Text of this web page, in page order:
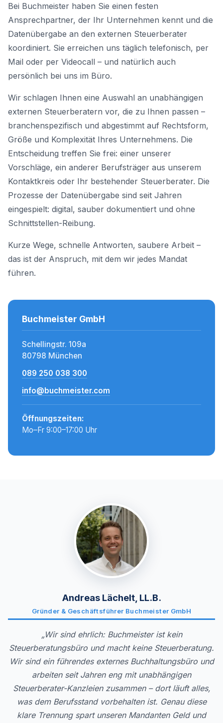
Bei Buchmeister haben Sie einen festen
Ansprechpartner, der Ihr Unternehmen kennt und die
Datenübergabe an den externen Steuerberater
koordiniert. Sie erreichen uns täglich telefonisch, per
Mail oder per Videocall – und natürlich auch
persönlich bei uns im Büro.
Wir schlagen Ihnen eine Auswahl an unabhängigen
externen Steuerberatern vor, die zu Ihnen passen –
branchenspezifisch und abgestimmt auf Rechtsform,
Größe und Komplexität Ihres Unternehmens. Die
Entscheidung treffen Sie frei: einer unserer
Vorschläge, ein anderer Berufsträger aus unserem
Kontaktkreis oder Ihr bestehender Steuerberater. Die
Prozesse der Datenübergabe sind seit Jahren
eingespielt: digital, sauber dokumentiert und ohne
Schnittstellen-Reibung.
Kurze Wege, schnelle Antworten, saubere Arbeit –
das ist der Anspruch, mit dem wir jedes Mandat
führen.
Buchmeister GmbH
Schellingstr. 109a
80798 München
089 250 038 300
info@buchmeister.com
Öffnungszeiten:
Mo–Fr 9:00–17:00 Uhr
Andreas Lächelt, LL.B.
Gründer & Geschäftsführer Buchmeister GmbH
„Wir sind ehrlich: Buchmeister ist kein
Steuerberatungsbüro und macht keine Steuerberatung.
Wir sind ein führendes externes Buchhaltungsbüro und
arbeiten seit Jahren eng mit unabhängigen
Steuerberater-Kanzleien zusammen – dort läuft alles,
was dem Berufsstand vorbehalten ist. Genau diese
klare Trennung spart unseren Mandanten Geld und